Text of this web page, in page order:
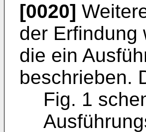
[0020]
der Erfindung
die ein
beschrieben.
Fig. 1